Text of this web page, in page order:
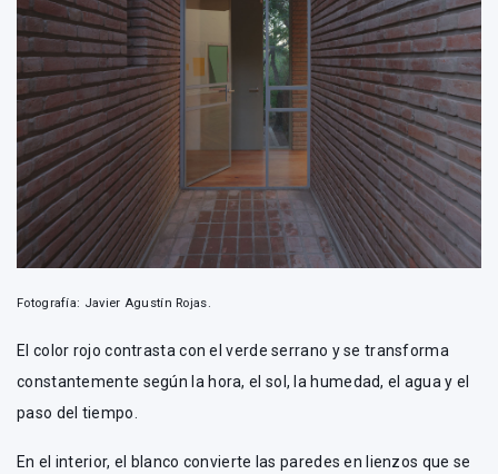
Fotografía: Javier Agustín Rojas.
El color rojo contrasta con el verde serrano y se transforma
constantemente según la hora, el sol, la humedad, el agua y el
paso del tiempo.
En el interior, el blanco convierte las paredes en lienzos que se